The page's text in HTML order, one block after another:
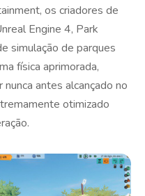
os criadores de
Engine 4, Park
simulação de parques
física aprimorada,
antes alcançado no
otimizado